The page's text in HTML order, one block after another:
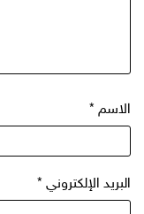
الاسم *
البريد الإلكتروني *